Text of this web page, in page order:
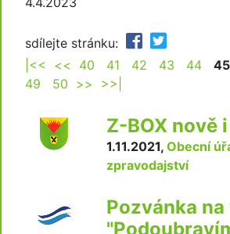
sdílejte stránku:
|<<
<< 40 41 42 43 44 45
49
50 >> >>|
Z-BOX nově
1.11.2021, Obecní
zpravodajství
Pozvánka